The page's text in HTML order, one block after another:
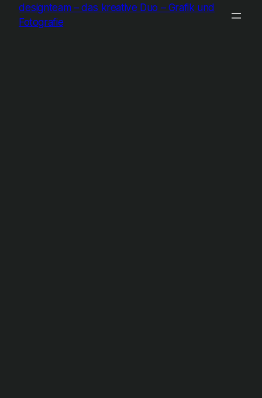
designteam – das kreative Duo – Grafik und
Fotografie